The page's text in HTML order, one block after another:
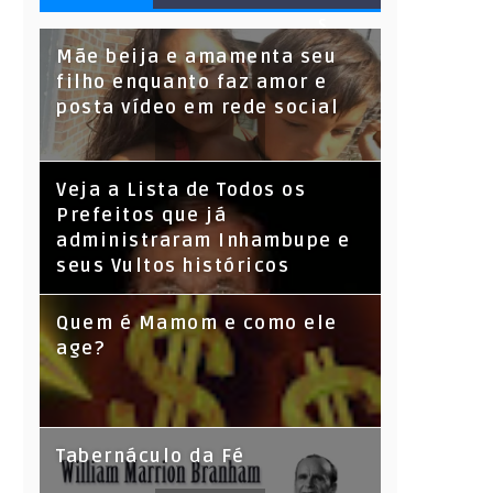
S
Mãe beija e amamenta seu
filho enquanto faz amor e
posta vídeo em rede social
Veja a Lista de Todos os
Prefeitos que já
administraram Inhambupe e
seus Vultos históricos
Quem é Mamom e como ele
age?
Tabernáculo da Fé